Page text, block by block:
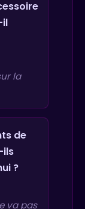
il
la
de
ils
?
va pas